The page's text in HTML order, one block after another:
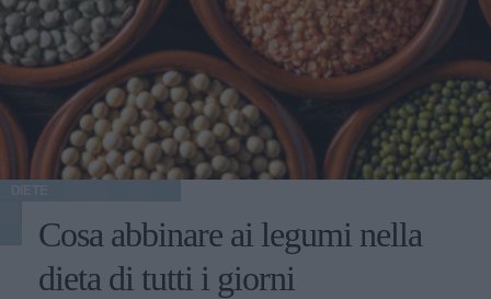
Cosa abbinare ai legumi nella
dieta di tutti i giorni